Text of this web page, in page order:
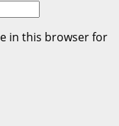
in this browser for